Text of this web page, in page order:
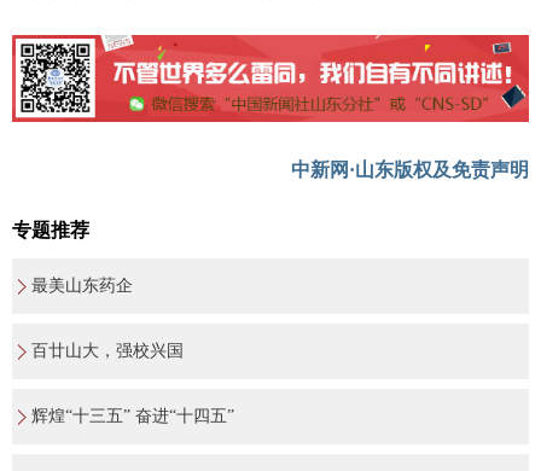
中新网·山东版权及免责声明
专题推荐
最美山东药企
百廿山大，强校兴国
辉煌“十三五” 奋进“十四五”